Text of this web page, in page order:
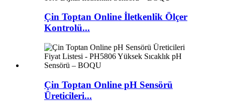
Çin Toptan Online İletkenlik Ölçer
Kontrolü...
Çin Toptan Online pH Sensörü
Üreticileri...